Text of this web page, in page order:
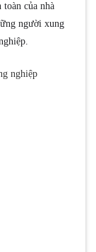
của nhà
người xung
nghiệp